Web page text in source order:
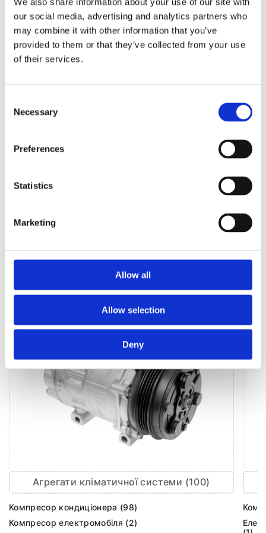
our social media, advertising and analytics partners who
may combine it with other information that you’ve
provided to them or that they’ve collected from your use
of their services.
Selection
Necessary
Preferences
Statistics
Marketing
Allow all
Allow selection
Deny
Агрегати рульового управління (46)
КЛІМАТИЗАЦІЯ ДЛЯ AUDI A8
Агрегати кліматичної системи (100)
Компресор кондиціонера (98)
Компресор електромобіля (2)